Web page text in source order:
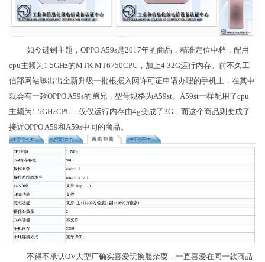
如今进到主题，OPPO A59s是2017年的商品，精准定位中档，配用
cpu主频为1.5GHz的MTK MT6750CPU，加上4 32G运行内存。前不久工
信部网站曝出出全新升级一批根据入网许可证申请办理的手机上，在其中
就会有一款OPPO A59s的弟兄，型号规格为A59st。A59st一样配用了cpu
主频为1.5GHzCPU，仅仅运行内存由4g变成了3G，而这个商品则变成了
接近OPPO A59和A59s中间的商品。
不得不承认OV大型厂确实喜爱玩换脸杂耍，一直喜爱在同一款商品